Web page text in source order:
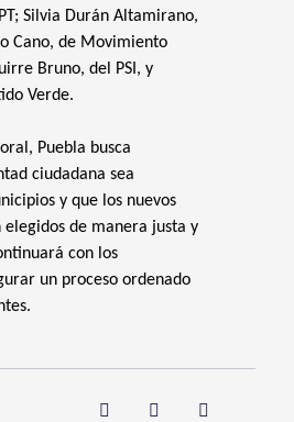
Silvia Durán Altamirano,
Cano, de Movimiento
Bruno, del PSI, y
Verde.
Puebla busca
ciudadana sea
y que los nuevos
elegidos de manera justa y
con los
un proceso ordenado